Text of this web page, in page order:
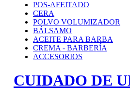
POS-AFEITADO
CERA
POLVO VOLUMIZADOR
BÁLSAMO
ACEITE PARA BARBA
CREMA - BARBERÍA
ACCESORIOS
CUIDADO DE